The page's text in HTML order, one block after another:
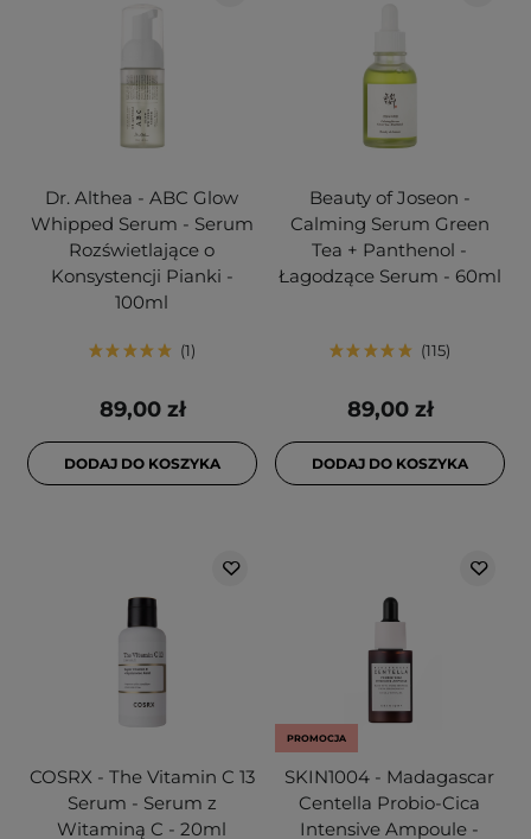
Dr. Althea - ABC Glow
Whipped Serum - Serum
Rozświetlające o
Konsystencji Pianki -
100ml
1
89,00 zł
DODAJ DO KOSZYKA
Beauty of Joseon -
Calming Serum Green
Tea + Panthenol -
Łagodzące Serum - 60ml
115
89,00 zł
DODAJ DO KOSZYKA
COSRX - The Vitamin C 13
Serum - Serum z
Witaminą C - 20ml
PROMOCJA
SKIN1004 - Madagascar
Centella Probio-Cica
Intensive Ampoule -